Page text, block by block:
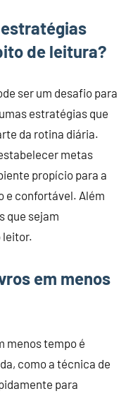
estratégias
de leitura?
ser um desafio para
estratégias que
da rotina diária.
metas
propício para a
e confortável. Além
que sejam
leitor.
em menos
menos tempo é
como a técnica de
para